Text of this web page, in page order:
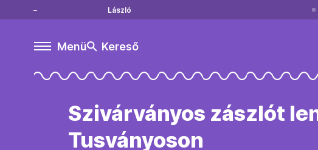
László
Menü Kereső
Szivárványos zászlót
Tusványoson